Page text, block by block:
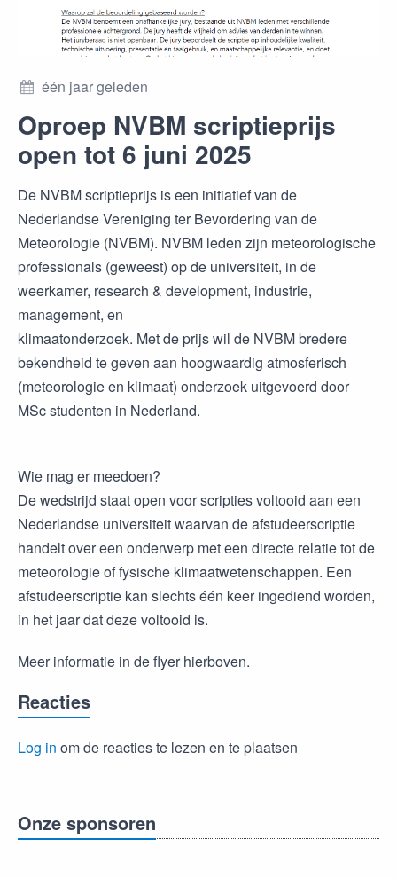
één jaar geleden
Oproep NVBM scriptieprijs
open tot 6 juni 2025
De NVBM scriptieprijs is een initiatief van de
Nederlandse Vereniging ter Bevordering van de
Meteorologie (NVBM). NVBM leden zijn meteorologische
professionals (geweest) op de universiteit, in de
weerkamer, research & development, industrie,
management, en
klimaatonderzoek. Met de prijs wil de NVBM bredere
bekendheid te geven aan hoogwaardig atmosferisch
(meteorologie en klimaat) onderzoek uitgevoerd door
MSc studenten in Nederland.
Wie mag er meedoen?
De wedstrijd staat open voor scripties voltooid aan een
Nederlandse universiteit waarvan de afstudeerscriptie
handelt over een onderwerp met een directe relatie tot de
meteorologie of fysische klimaatwetenschappen. Een
afstudeerscriptie kan slechts één keer ingediend worden,
in het jaar dat deze voltooid is.
Meer informatie in de flyer hierboven.
Reacties
Log in om de reacties te lezen en te plaatsen
Onze sponsoren